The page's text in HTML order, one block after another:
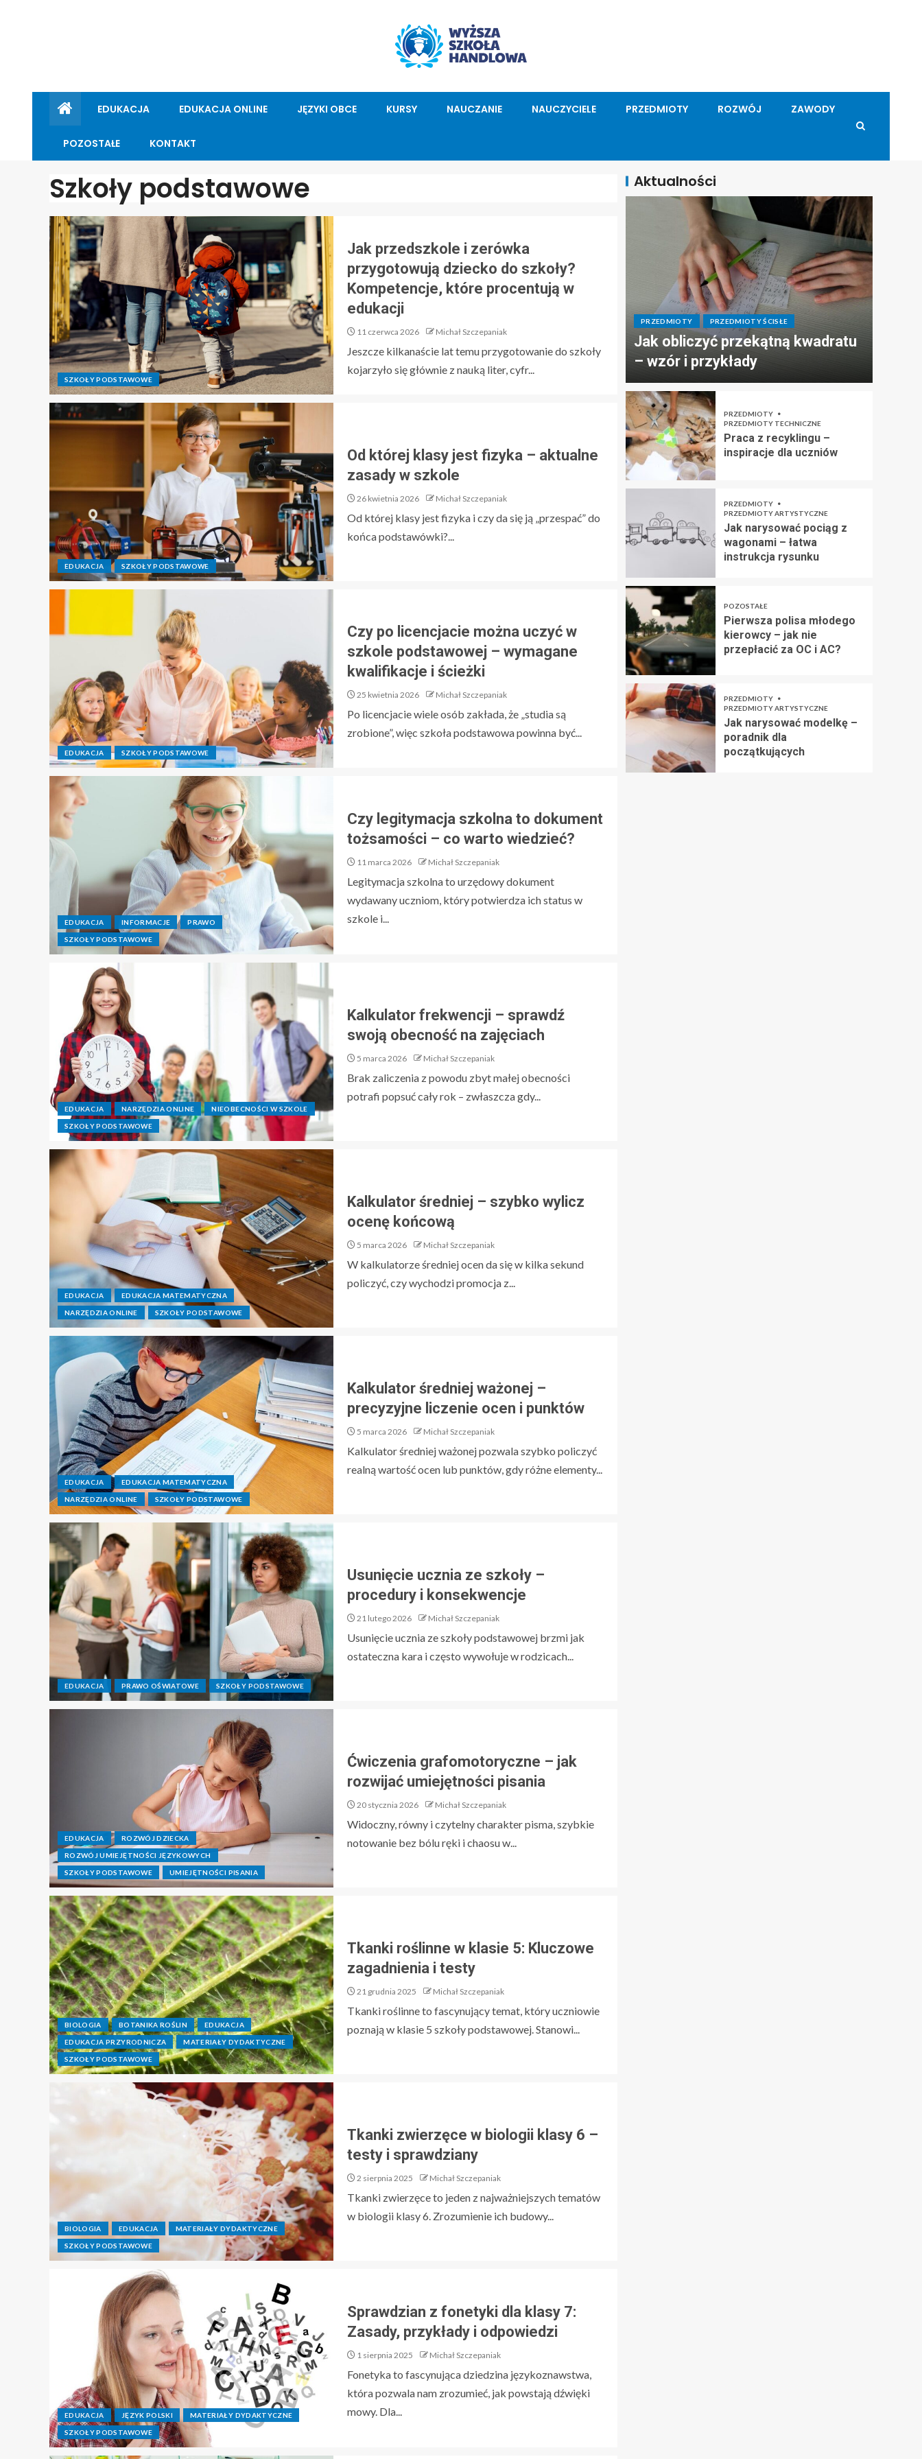
EDUKACJA EDUKACJA ONLINE JĘZYKI OBCE KURSY NAUCZANIE NAUCZYCIELE PRZEDMIOTY ROZWÓJ ZAWODY
POZOSTAŁE KONTAKT
Szkoły podstawowe
SZKOŁY PODSTAWOWE
Jak przedszkole i zerówka
przygotowują dziecko do szkoły?
Kompetencje, które procentują w
edukacji
11 czerwca 2026 Michał Szczepaniak
Jeszcze kilkanaście lat temu przygotowanie do szkoły
kojarzyło się głównie z nauką liter, cyfr...
EDUKACJA SZKOŁY PODSTAWOWE
Od której klasy jest fizyka – aktualne
zasady w szkole
26 kwietnia 2026 Michał Szczepaniak
Od której klasy jest fizyka i czy da się ją „przespać” do
końca podstawówki?...
EDUKACJA SZKOŁY PODSTAWOWE
Czy po licencjacie można uczyć w
szkole podstawowej – wymagane
kwalifikacje i ścieżki
25 kwietnia 2026 Michał Szczepaniak
Po licencjacie wiele osób zakłada, że „studia są
zrobione”, więc szkoła podstawowa powinna być...
EDUKACJA INFORMACJE PRAWO
SZKOŁY PODSTAWOWE
Czy legitymacja szkolna to dokument
tożsamości – co warto wiedzieć?
11 marca 2026 Michał Szczepaniak
Legitymacja szkolna to urzędowy dokument
wydawany uczniom, który potwierdza ich status w
szkole i...
EDUKACJA NARZĘDZIA ONLINE NIEOBECNOŚCI W SZKOLE
SZKOŁY PODSTAWOWE
Kalkulator frekwencji – sprawdź
swoją obecność na zajęciach
5 marca 2026 Michał Szczepaniak
Brak zaliczenia z powodu zbyt małej obecności
potrafi popsuć cały rok – zwłaszcza gdy...
EDUKACJA EDUKACJA MATEMATYCZNA
NARZĘDZIA ONLINE SZKOŁY PODSTAWOWE
Kalkulator średniej – szybko wylicz
ocenę końcową
5 marca 2026 Michał Szczepaniak
W kalkulatorze średniej ocen da się w kilka sekund
policzyć, czy wychodzi promocja z...
EDUKACJA EDUKACJA MATEMATYCZNA
NARZĘDZIA ONLINE SZKOŁY PODSTAWOWE
Kalkulator średniej ważonej –
precyzyjne liczenie ocen i punktów
5 marca 2026 Michał Szczepaniak
Kalkulator średniej ważonej pozwala szybko policzyć
realną wartość ocen lub punktów, gdy różne elementy...
EDUKACJA PRAWO OŚWIATOWE SZKOŁY PODSTAWOWE
Usunięcie ucznia ze szkoły –
procedury i konsekwencje
21 lutego 2026 Michał Szczepaniak
Usunięcie ucznia ze szkoły podstawowej brzmi jak
ostateczna kara i często wywołuje w rodzicach...
EDUKACJA ROZWÓJ DZIECKA
ROZWÓJ UMIEJĘTNOŚCI JĘZYKOWYCH
SZKOŁY PODSTAWOWE UMIEJĘTNOŚCI PISANIA
Ćwiczenia grafomotoryczne – jak
rozwijać umiejętności pisania
20 stycznia 2026 Michał Szczepaniak
Widoczny, równy i czytelny charakter pisma, szybkie
notowanie bez bólu ręki i chaosu w...
BIOLOGIA BOTANIKA ROŚLIN EDUKACJA
EDUKACJA PRZYRODNICZA MATERIAŁY DYDAKTYCZNE
SZKOŁY PODSTAWOWE
Tkanki roślinne w klasie 5: Kluczowe
zagadnienia i testy
21 grudnia 2025 Michał Szczepaniak
Tkanki roślinne to fascynujący temat, który uczniowie
poznają w klasie 5 szkoły podstawowej. Stanowi...
BIOLOGIA EDUKACJA MATERIAŁY DYDAKTYCZNE
SZKOŁY PODSTAWOWE
Tkanki zwierzęce w biologii klasy 6 –
testy i sprawdziany
2 sierpnia 2025 Michał Szczepaniak
Tkanki zwierzęce to jeden z najważniejszych tematów
w biologii klasy 6. Zrozumienie ich budowy...
EDUKACJA JĘZYK POLSKI MATERIAŁY DYDAKTYCZNE
SZKOŁY PODSTAWOWE
Sprawdzian z fonetyki dla klasy 7:
Zasady, przykłady i odpowiedzi
1 sierpnia 2025 Michał Szczepaniak
Fonetyka to fascynująca dziedzina językoznawstwa,
która pozwala nam zrozumieć, jak powstają dźwięki
mowy. Dla...
Aktualności
PRZEDMIOTY PRZEDMIOTY ŚCISŁE
Jak obliczyć przekątną kwadratu
– wzór i przykłady
PRZEDMIOTY
PRZEDMIOTY TECHNICZNE
Praca z recyklingu –
inspiracje dla uczniów
PRZEDMIOTY
PRZEDMIOTY ARTYSTYCZNE
Jak narysować pociąg z
wagonami – łatwa
instrukcja rysunku
POZOSTAŁE
Pierwsza polisa młodego
kierowcy – jak nie
przepłacić za OC i AC?
PRZEDMIOTY
PRZEDMIOTY ARTYSTYCZNE
Jak narysować modelkę –
poradnik dla
początkujących